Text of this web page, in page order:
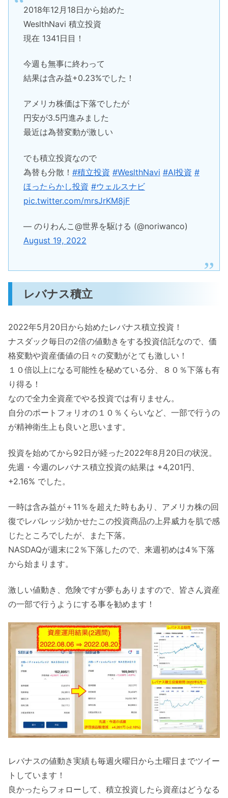
2018年12月18日から始めた
WeslthNavi 積立投資
現在 1341日目！
今週も無事に終わって
結果は含み益+0.23%でした！
アメリカ株価は下落でしたが
円安が3.5円進みました
最近は為替変動が激しい
でも積立投資なので
為替も分散！ #積立投資 #WeslthNavi #AI投資 #
ほったらかし投資 #ウェルスナビ
pic.twitter.com/mrsJrKM8jF
— のりわんこ@世界を駆ける (@noriwanco)
August 19, 2022
レバナス積立
2022年5月20日から始めたレバナス積立投資！
ナスダック毎日の2倍の値動きをする投資信託なので、価
格変動や資産価値の日々の変動がとても激しい！
１０倍以上になる可能性を秘めている分、８０％下落も有
り得る！
なので全力全資産でやる投資では有りません。
自分のポートフォリオの１０％くらいなど、一部で行うの
が精神衛生上も良いと思います。
投資を始めてから92日が経った2022年8月20日の状況。
先週・今週のレバナス積立投資の結果は +4,201円、
+2.16% でした。
一時は含み益が＋11％を超えた時もあり、アメリカ株の回
復でレバレッジ効かせたこの投資商品の上昇威力を肌で感
じたところでしたが、また下落。
NASDAQが週末に2％下落したので、来週初めは4％下落
から始まります。
激しい値動き、危険ですが夢もありますので、皆さん資産
の一部で行うようにする事を勧めます！
レバナスの値動き実績も毎週火曜日から土曜日までツイー
トしています！
良かったらフォローして、積立投資したら資産はどうなる